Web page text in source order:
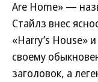
Are Home» —
Стайлз внес
«Harry’s House»
своему
заголовок, а